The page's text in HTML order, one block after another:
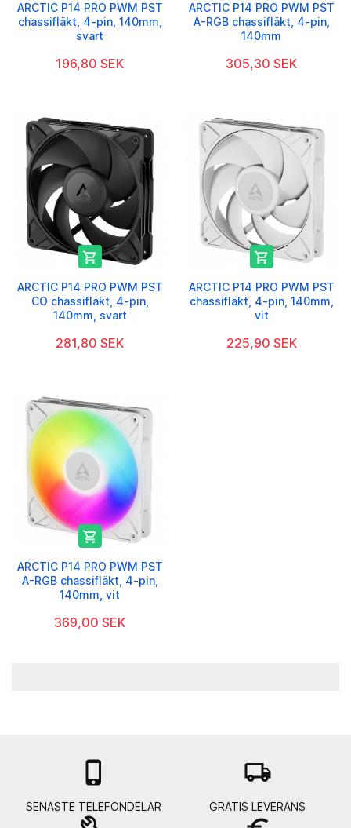
ARCTIC P14 PRO PWM PST
chassifläkt, 4-pin, 140mm,
svart
196,80 SEK
ARCTIC P14 PRO PWM PST
A-RGB chassifläkt, 4-pin,
140mm
305,30 SEK

ARCTIC P14 PRO PWM PST
CO chassifläkt, 4-pin,
140mm, svart
281,80 SEK

ARCTIC P14 PRO PWM PST
chassifläkt, 4-pin, 140mm,
vit
225,90 SEK

ARCTIC P14 PRO PWM PST
A-RGB chassifläkt, 4-pin,
140mm, vit
369,00 SEK

SENASTE TELEFONDELAR
local_shipping
GRATIS LEVERANS